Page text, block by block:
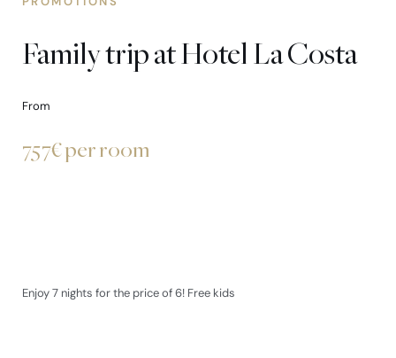
Family trip at Hotel La Costa
From
757€ per room
Enjoy 7 nights for the price of 6! Free kids